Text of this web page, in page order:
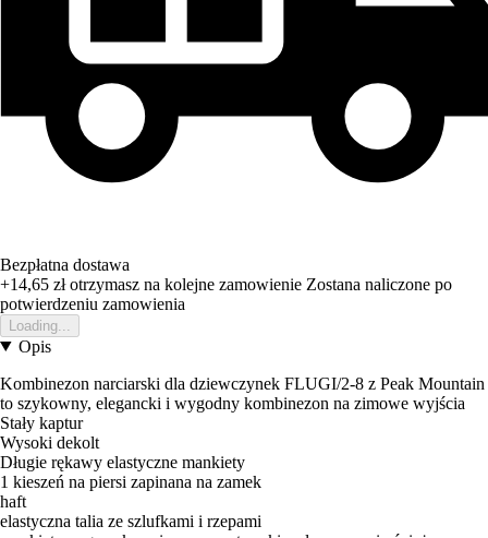
Bezpłatna dostawa
+14,65 złotrzymasz na kolejne zamowienie Zostana naliczone po
potwierdzeniu zamowienia
Loading...
Opis
Kombinezon narciarski dla dziewczynek FLUGI/2-8 z Peak Mountain
to szykowny, elegancki i wygodny kombinezon na zimowe wyjścia
Stały kaptur
Wysoki dekolt
Długie rękawy elastyczne mankiety
1 kieszeń na piersi zapinana na zamek
haft
elastyczna talia ze szlufkami i rzepami